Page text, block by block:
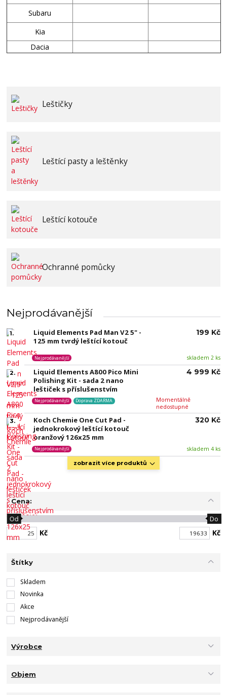
Subaru
Kia
Dacia
Leštičky
Leštící pasty a leštěnky
Leštící kotouče
Ochranné pomůcky
Nejprodávanější
1.
Liquid Elements Pad Man V2 5" -
125 mm tvrdý leštící kotouč
skladem 2 ks
Nejprodávanější
199 Kč
2.
Liquid Elements A800 Pico Mini
Polishing Kit - sada 2 nano
leštiček s příslušenstvím
Momentálně
nedostupné
Nejprodávanější Doprava ZDARMA
4 999 Kč
3.
Koch Chemie One Cut Pad -
jednokrokový leštící kotouč
oranžový 126x25 mm
skladem 4 ks
Nejprodávanější
320 Kč
zobrazit více produktů
Cena:
Kč
Od Do
Kč
Štítky
Skladem
Novinka
Akce
Nejprodávanější
Výrobce
Objem